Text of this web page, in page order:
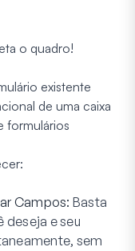
o quadro!
existente
de uma caixa
formulários
Campos: Basta
deseja e seu
sem